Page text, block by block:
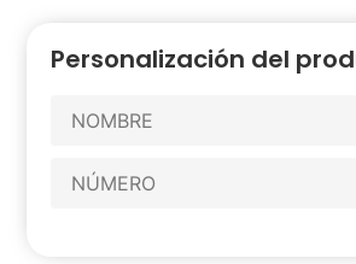
Personalización del